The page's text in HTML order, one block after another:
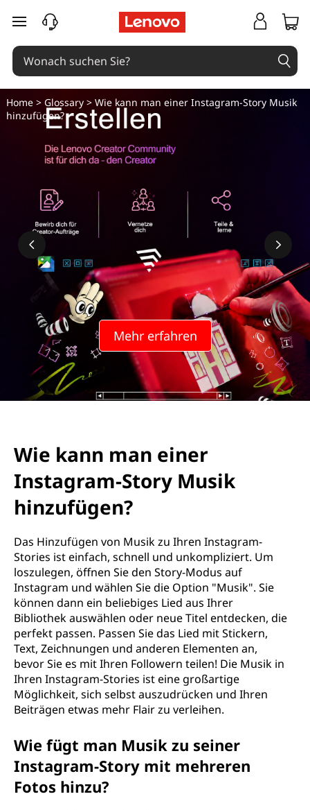
zum Hauptinhalt springen
Mehr erfahren
Home> Glossary> Wie kann man einer Instagram-Story Musik
hinzufügen?
Wie kann man einer
Instagram-Story Musik
hinzufügen?
Das Hinzufügen von Musik zu Ihren Instagram-
Stories ist einfach, schnell und unkompliziert. Um
loszulegen, öffnen Sie den Story-Modus auf
Instagram und wählen Sie die Option "Musik". Sie
können dann ein beliebiges Lied aus Ihrer
Bibliothek auswählen oder neue Titel entdecken, die
perfekt passen. Passen Sie das Lied mit Stickern,
Text, Zeichnungen und anderen Elementen an,
bevor Sie es mit Ihren Followern teilen! Die Musik in
Ihren Instagram-Stories ist eine großartige
Möglichkeit, sich selbst auszudrücken und Ihren
Beiträgen etwas mehr Flair zu verleihen.
Wie fügt man Musik zu seiner
Instagram-Story mit mehreren
Fotos hinzu?